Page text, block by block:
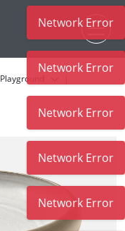
Playground
Network Error
Network Error
Network Error
Network Error
Network Error